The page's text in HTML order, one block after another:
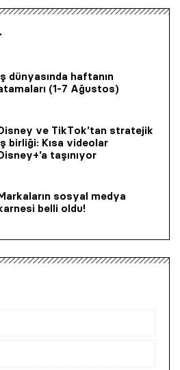
dünyasında haftanın
(1-7 Ağustos)
ve TikTok’tan stratejik
birliği: Kısa videolar
taşınıyor
sosyal medya
belli oldu!